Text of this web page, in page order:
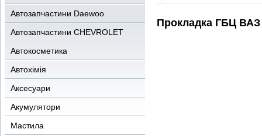
Автозапчастини Daewoo
Автозапчастини CHEVROLET
Автокосметика
Автохімія
Аксесуари
Акумулятори
Мастила
Прокладка ГБЦ ВАЗ